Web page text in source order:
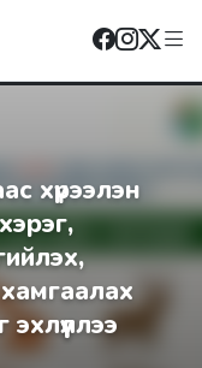
хүрээлэн